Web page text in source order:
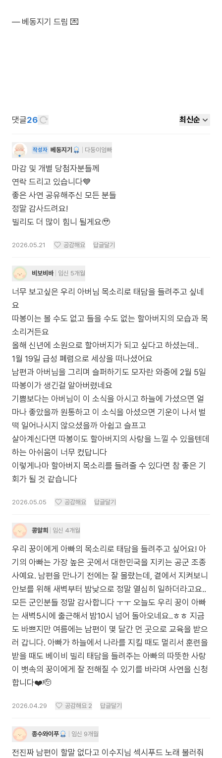
― 베동지기 드림 💌
댓글26 최신순
작성자 베동지기 다둥이엄빠
마감 및 개별 당첨자분들께
연락 드리고 있습니다💙
좋은 사연 공유해주신 모든 분들
정말 감사드려요!
빌리도 더 많이 힘니 될게요🥹
2026.05.21 공감해요 답글달기
비보비바 임신 5개월
너무 보고싶은 우리 아버님 목소리로 태담을 들려주고 싶네
요
따봉이는 볼 수도 없고 들을 수도 없는 할아버지의 모습과 목
소리거든요
올해 신년에 소원으로 할아버지가 되고 싶다고 하셨는데..
1월 19일 급성 폐렴으로 세상을 떠나셨어요
남편과 아버님을 그리며 슬퍼하기도 모자란 와중에 2월 5일
따봉이가 생긴걸 알아버렸네요
기쁨보다는 아버님이 이 소식을 아시고 하늘에 가셨으면 얼
마나 좋았을까 원통하고 이 소식을 아셨으면 기운이 나서 벌
떡 일어나시지 않으셨을까 아쉽고 슬프고
살아계신다면 따봉이도 할아버지의 사랑을 느낄 수 있을텐데
하는 아쉬움이 너무 컸답니다
이렇게나마 할아버지 목소리를 들려줄 수 있다면 참 좋은 기
회가 될 것 같습니다
2026.05.05 공감해요 답글달기
콩알희 임신 4개월
우리 꿍이에게 아빠의 목소리로 태담을 들려주고 싶어요! 아
기의 아빠는 가장 높은 곳에서 대한민국을 지키는 공군 조종
사예요. 남편을 만나기 전에는 잘 몰랐는데, 곁에서 지켜보니
안보를 위해 새벽부터 밤낮으로 정말 열심히 일하더라고요..
모든 군인분들 정말 감사합니다 ㅜㅜ 오늘도 우리 꿍이 아빠
는 새벽5시에 출근해서 밤10시 넘어 돌아오네요..ㅎㅎ 지금
도 바쁘지만 여름에는 남편이 몇 달간 먼 곳으로 교육을 받으
러 갑니다. 아빠가 하늘에서 나라를 지킬 때도 멀리서 훈련을
받을 때도 베이비 빌리 태담을 들려주는 아빠의 따뜻한 사랑
이 뱃속의 꿍이에게 잘 전해질 수 있기를 바라며 사연을 신청
합니다❤️🫡
2026.04.29 공감해요 2 답글달기
종수와이푸 임신 9개월
전진짜 남편이 할말 없다고 이수지님 섹시푸드 노래 불러줘